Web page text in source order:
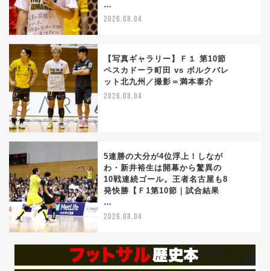
…
2026.08.04
【写真ギャラリー】Ｆ１ 第10節
ペスカドーラ町田 vs ボルクバレ
ット北九州／撮影＝満本泰介
2026.08.04
5連勝の大分が4位浮上！しなが
わ・新井裕生は開幕から驚異の
10戦連続ゴール。王者名古屋も8
発快勝【Ｆ1第10節｜試合結果
…
2026.08.04